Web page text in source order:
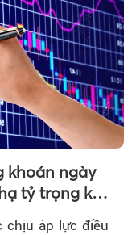
khoán ngày
tỷ trọng khi
chịu áp lực điều